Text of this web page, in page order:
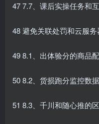
47 7.7、课后实操任务和
48 避免关联处罚和云服
49 8.1、出体验分的商品
50 8.2、货损跑分监控数
51 8.3、千川和随心推的